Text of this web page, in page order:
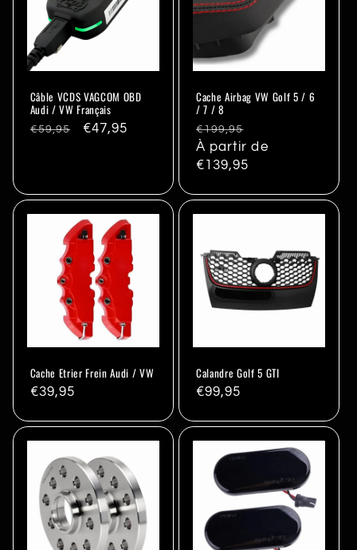
Câble VCDS VAGCOM OBD
Audi / VW Français
Prix
€59,95 Promo
€47,95
Cache Airbag VW Golf 5 / 6
/ 7 / 8
Prix
habituel
€199,95
À partir de
€139,95
Cache Etrier Frein Audi / VW
Prix
€39,95
Calandre Golf 5 GTI
Prix
€99,95